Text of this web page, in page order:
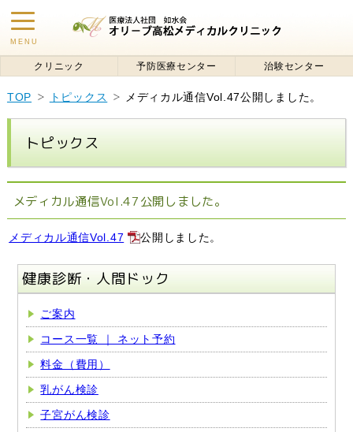
toggle
navigation
MENU
クリニック 予防医療センター 治験センター
TOP トピックス メディカル通信Vol.47公開しました。
トピックス
メディカル通信Vol.47公開しました。
メディカル通信Vol.47 公開しました。
健康診断・人間ドック
ご案内
コース一覧 ｜ ネット予約
料金（費用）
乳がん検診
子宮がん検診